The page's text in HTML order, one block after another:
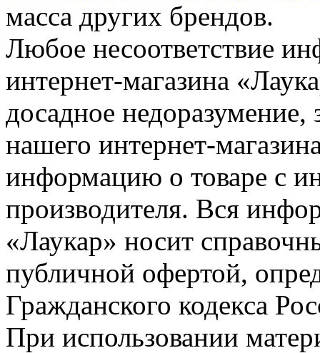
масса других брендов.
Любое несоответствие
интернет-магазина
досадное недоразумение,
нашего интернет-
информацию о товаре с
производителя. Вся
«Лаукар» носит
публичной офертой,
Гражданского кодекса
При использовании